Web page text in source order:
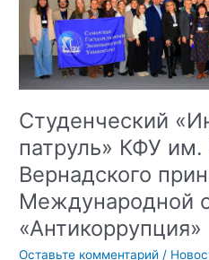
В.И.
Вернадского
действует
выставка
«СВОи»
Студенческий
патруль» КФУ
Вернадского
Международной
«Антикоррупция»
Оставьте комментарий /